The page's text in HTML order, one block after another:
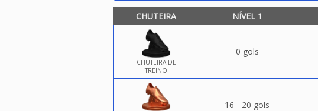
CHUTEIRA NÍVEL 1
CHUTEIRA DE
TREINO
0 gols
16 - 20 gols